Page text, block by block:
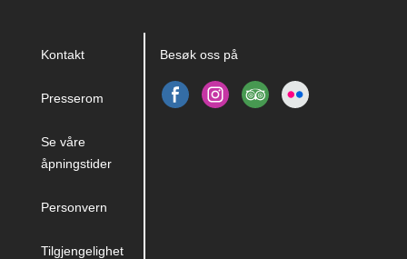
Kontakt
Presserom
Se våre
åpningstider
Personvern
Tilgjengelighet
Besøk oss på